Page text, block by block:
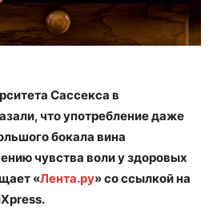
Сассекса в
что употребление даже
бокала вина
чувства воли у здоровых
«Лента.ру» со ссылкой на